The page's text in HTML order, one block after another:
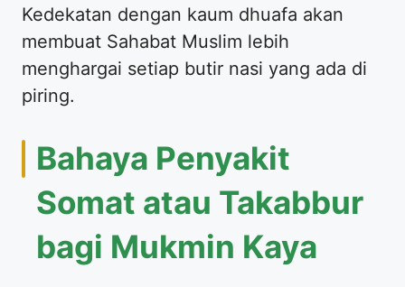
Kedekatan dengan kaum dhuafa akan
membuat Sahabat Muslim lebih
menghargai setiap butir nasi yang ada di
piring.
Bahaya Penyakit
Somat atau Takabbur
bagi Mukmin Kaya